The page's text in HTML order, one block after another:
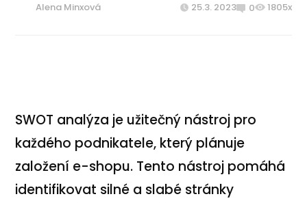
Alena Minxová 25.3. 2023 0 1805x
SWOT analýza je užitečný nástroj pro
každého podnikatele, který plánuje
založení e-shopu. Tento nástroj pomáhá
identifikovat silné a slabé stránky